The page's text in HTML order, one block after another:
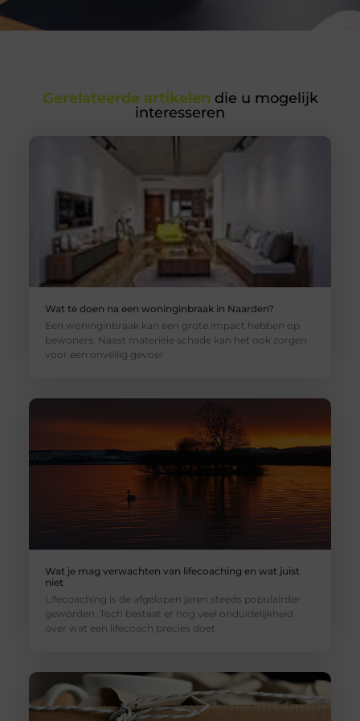
Gerelateerde artikelen die u mogelijk
interesseren
Wat te doen na een woninginbraak in Naarden?
Een woninginbraak kan een grote impact hebben op
bewoners. Naast materiële schade kan het ook zorgen
voor een onveilig gevoel
Wat je mag verwachten van lifecoaching en wat juist
niet
Lifecoaching is de afgelopen jaren steeds populairder
geworden. Toch bestaat er nog veel onduidelijkheid
over wat een lifecoach precies doet